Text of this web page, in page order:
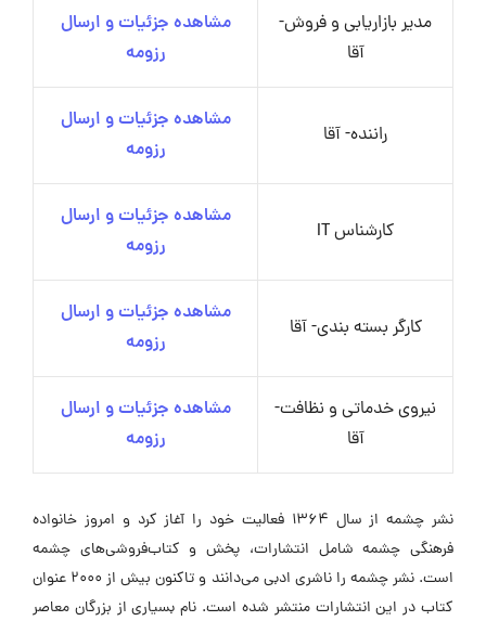
مدیر بازاریابی و فروش-
آقا
مشاهده جزئیات و ارسال
رزومه
راننده- آقا
مشاهده جزئیات و ارسال
رزومه
کارشناس IT
مشاهده جزئیات و ارسال
رزومه
کارگر بسته بندی- آقا
مشاهده جزئیات و ارسال
رزومه
نیروی خدماتی و نظافت-
آقا
مشاهده جزئیات و ارسال
رزومه
نشر چشمه از سال ۱۳۶۴ فعالیت خود را آغاز کرد و امروز خانواده
فرهنگی چشمه شامل انتشارات، پخش و کتاب‌فروشی‌های چشمه
است. نشر چشمه را ناشری ادبی می‌دانند و تاکنون بیش از ۲۰۰۰ عنوان
کتاب در این انتشارات منتشر شده است. نام بسیاری از بزرگان معاصر